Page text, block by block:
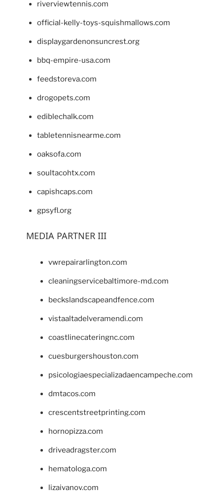
riverviewtennis.com
official-kelly-toys-squishmallows.com
displaygardenonsuncrest.org
bbq-empire-usa.com
feedstoreva.com
drogopets.com
ediblechalk.com
tabletennisnearme.com
oaksofa.com
soultacohtx.com
capishcaps.com
gpsyfl.org
MEDIA PARTNER III
vwrepairarlington.com
cleaningservicebaltimore-md.com
beckslandscapeandfence.com
vistaaltadelveramendi.com
coastlinecateringnc.com
cuesburgershouston.com
psicologiaespecializadaencampeche.com
dmtacos.com
crescentstreetprinting.com
hornopizza.com
driveadragster.com
hematologa.com
lizaivanov.com